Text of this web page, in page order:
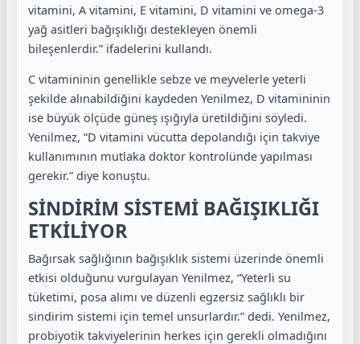
vitamini, A vitamini, E vitamini, D vitamini ve omega-3
yağ asitleri bağışıklığı destekleyen önemli
bileşenlerdir.” ifadelerini kullandı.
C vitamininin genellikle sebze ve meyvelerle yeterli
şekilde alınabildiğini kaydeden Yenilmez, D vitamininin
ise büyük ölçüde güneş ışığıyla üretildiğini söyledi.
Yenilmez, “D vitamini vücutta depolandığı için takviye
kullanımının mutlaka doktor kontrolünde yapılması
gerekir.” diye konuştu.
SİNDİRİM SİSTEMİ BAĞIŞIKLIĞI
ETKİLİYOR
Bağırsak sağlığının bağışıklık sistemi üzerinde önemli
etkisi olduğunu vurgulayan Yenilmez, “Yeterli su
tüketimi, posa alımı ve düzenli egzersiz sağlıklı bir
sindirim sistemi için temel unsurlardır.” dedi. Yenilmez,
probiyotik takviyelerinin herkes için gerekli olmadığını